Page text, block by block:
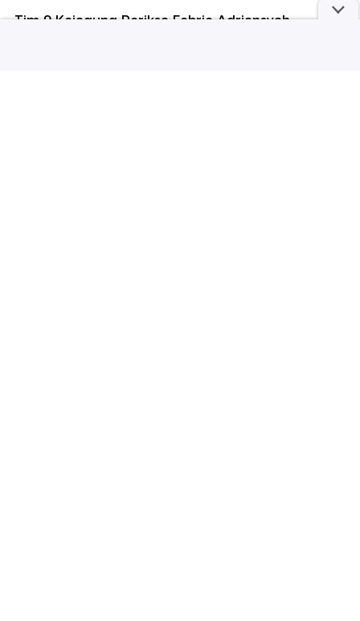
Tim 9 Kejagung Periksa Febrie Adriansyah